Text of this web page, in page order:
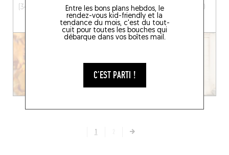
Entre les bons plans hebdos, le
rendez-vous kid-friendly et la
tendance du mois, c'est du tout-
cuit pour toutes les bouches qui
débarque dans vos boîtes mail.
C'EST PARTI !
(34340)
15 Rue Paul-Valéry, 34200
Sète, France
1